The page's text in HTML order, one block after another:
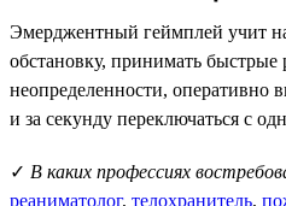
Эмерджентный геймплей учит
обстановку, принимать
неопределенности, оперативно
и за секунду переключаться с
✓ В каких профессиях
реаниматолог, телохранитель,